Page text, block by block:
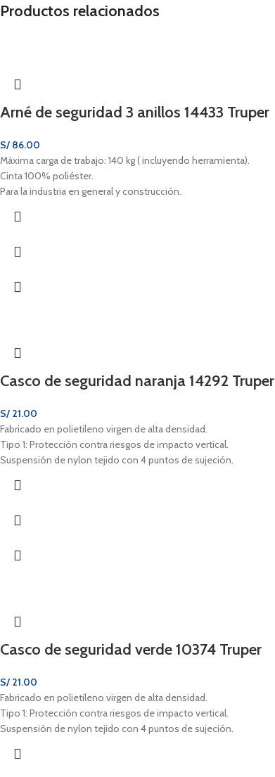
Productos relacionados
Arné de seguridad 3 anillos 14433 Truper
S/ 86.00
Máxima carga de trabajo: 140 kg ( incluyendo herramienta).
Cinta 100% poliéster.
Para la industria en general y construcción.
Casco de seguridad naranja 14292 Truper
S/ 21.00
Fabricado en polietileno virgen de alta densidad.
Tipo 1: Protección contra riesgos de impacto vertical.
Suspensión de nylon tejido con 4 puntos de sujeción.
Casco de seguridad verde 10374 Truper
S/ 21.00
Fabricado en polietileno virgen de alta densidad.
Tipo 1: Protección contra riesgos de impacto vertical.
Suspensión de nylon tejido con 4 puntos de sujeción.